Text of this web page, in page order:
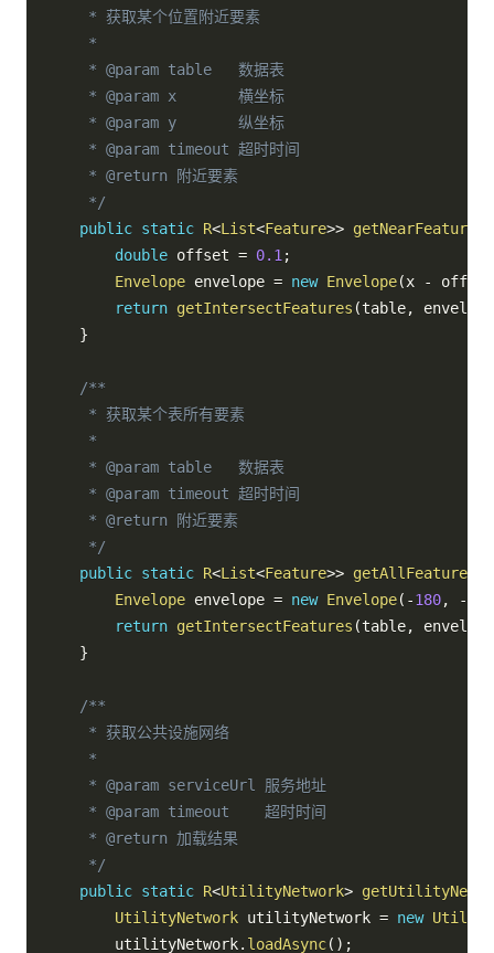
     * 获取某个位置附近要素
     *
     * @param table   数据表
     * @param x       横坐标
     * @param y       纵坐标
     * @param timeout 超时时间
     * @return 附近要素
     */
public static R<List<Feature>> getNearFeatures
double offset = 0.1 ;
Envelope envelope = new Envelope(x -
offset
return getIntersectFeatures (table,
envelope
}
/**
     * 获取某个表所有要素
     *
     * @param table   数据表
     * @param timeout 超时时间
     * @return 附近要素
     */
public static R<List<Feature>> getAllFeatures
Envelope envelope = new Envelope( -180, -
return getIntersectFeatures (table,
envelope
}
/**
     * 获取公共设施网络
     *
     * @param serviceUrl 服务地址
     * @param timeout    超时时间
     * @return 加载结果
     */
public static R<UtilityNetwork>
UtilityNetwork utilityNetwork = new
        utilityNetwork
. loadAsync( ) ;